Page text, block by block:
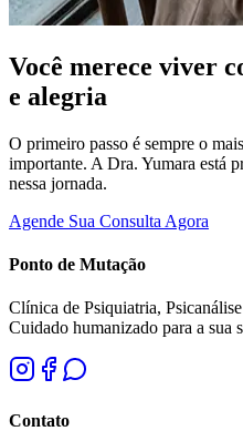
Você merece viver
e alegria
O primeiro passo é sempre o
importante. A Dra. Yumara está
nessa jornada.
Agende Sua Consulta Agora
Ponto de Mutação
Clínica de Psiquiatria,
Cuidado humanizado para a sua
Contato